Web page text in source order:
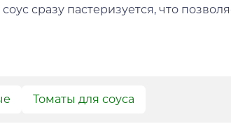
сразу пастеризуется, что
Томаты для соуса